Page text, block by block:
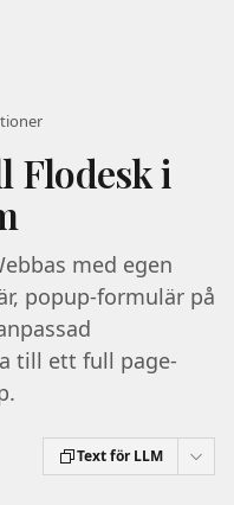
Flodesk i
med egen
popup-formulär på
till ett full page-
Text för LLM